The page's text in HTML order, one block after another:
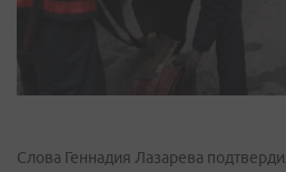
Слова Геннадия Лазарева